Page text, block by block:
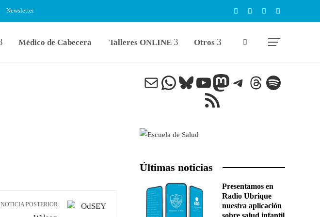
Newsletter
Médico de Cabecera Talleres ONLINE Otros
NOTICIA POSTERIOR
Correo electrónico
WhatsApp
Bluesky
YouTube
Mastodon
Telegram
Threads
Spotify
Feed RSS
Últimas noticias
Presentamos en
Radio Ubrique
nuestra aplicación
sobre salud infantil